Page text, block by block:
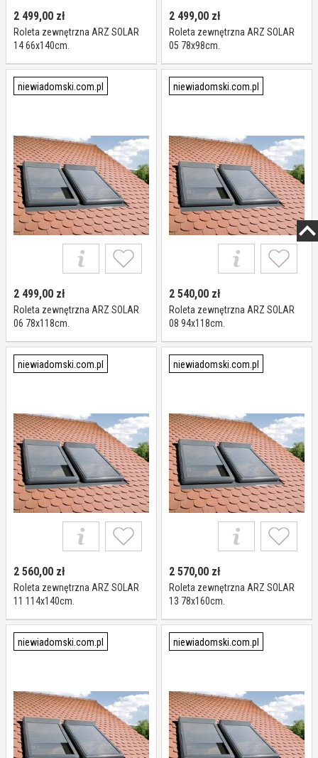
2 499,00 zł
Roleta zewnętrzna ARZ SOLAR
14 66x140cm.
2 499,00 zł
Roleta zewnętrzna ARZ SOLAR
05 78x98cm.
niewiadomski.com.pl
2 499,00 zł
Roleta zewnętrzna ARZ SOLAR
06 78x118cm.
niewiadomski.com.pl
2 540,00 zł
Roleta zewnętrzna ARZ SOLAR
08 94x118cm.
niewiadomski.com.pl
2 560,00 zł
Roleta zewnętrzna ARZ SOLAR
11 114x140cm.
niewiadomski.com.pl
2 570,00 zł
Roleta zewnętrzna ARZ SOLAR
13 78x160cm.
niewiadomski.com.pl niewiadomski.com.pl